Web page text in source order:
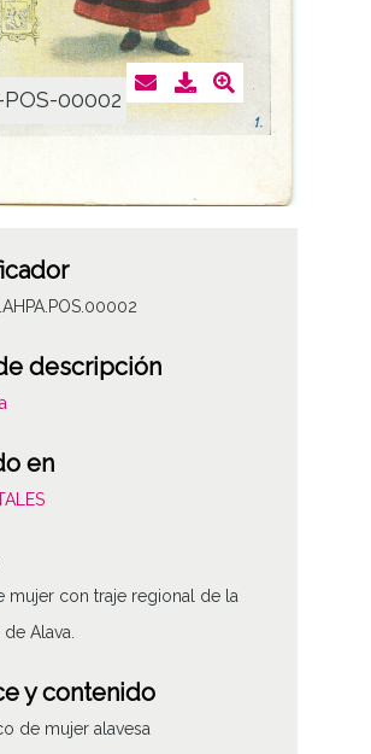
00002
descripción
en
mujer con traje regional de la
Alava.
y contenido
de mujer alavesa